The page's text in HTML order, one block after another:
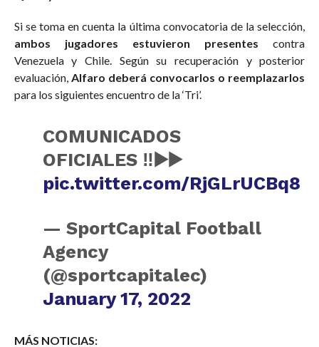
Si se toma en cuenta la última convocatoria de la selección,
ambos jugadores estuvieron presentes contra
Venezuela y Chile. Según su recuperación y posterior
evaluación,Alfaro deberá convocarlos o reemplazarlos
para los siguientes encuentro de la ‘Tri’.
COMUNICADOS
OFICIALES ‼️▶️▶️
pic.twitter.com/RjGLrUCBq8
— SportCapital Football
Agency
(@sportcapitalec)
January 17, 2022
MÁS NOTICIAS: